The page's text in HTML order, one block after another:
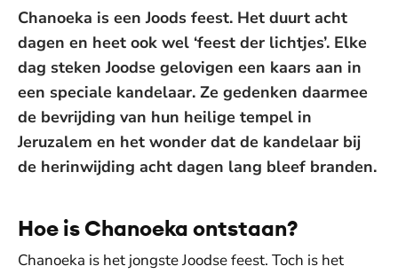
Chanoeka is een Joods feest. Het duurt acht
dagen en heet ook wel ‘feest der lichtjes’. Elke
dag steken Joodse gelovigen een kaars aan in
een speciale kandelaar. Ze gedenken daarmee
de bevrijding van hun heilige tempel in
Jeruzalem en het wonder dat de kandelaar bij
de herinwijding acht dagen lang bleef branden.
Hoe is Chanoeka ontstaan?
Chanoeka is het jongste Joodse feest. Toch is het